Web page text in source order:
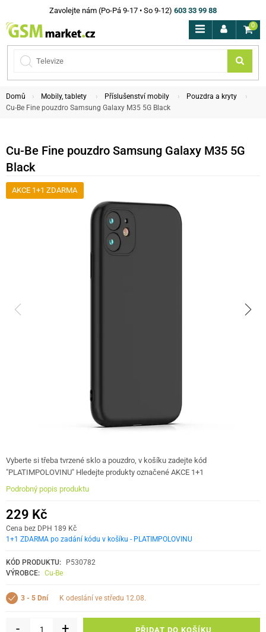
Zavolejte nám (Po-Pá 9-17 • So 9-12) 603 33 99 88
0
Domů Mobily, tablety Příslušenství mobily
Pouzdra a kryty
Cu-Be Fine pouzdro Samsung Galaxy M35 5G Black
Cu-Be Fine pouzdro Samsung Galaxy M35 5G
Black
AKCE 1+1 ZDARMA
Vyberte si třeba tvrzené sklo a pouzdro, v košíku zadejte kód
"PLATIMPOLOVINU" Hledejte produkty označené AKCE 1+1
Podrobný popis produktu
229 Kč
Cena bez DPH 189 Kč
1+1 ZDARMA po zadání kódu v košíku - PLATIMPOLOVINU
KÓD PRODUKTU:
P530782
VÝROBCE: Cu-Be
3 - 5 Dní k odeslání ve středu 12.08.
- + PŘIDAT DO KOŠÍKU